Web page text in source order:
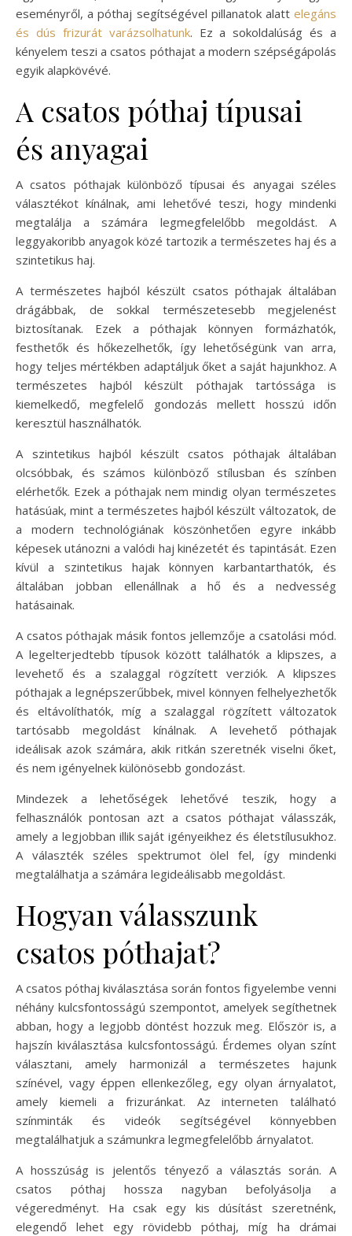
eseményről, a póthaj segítségével pillanatok alatt elegáns
és dús frizurát varázsolhatunk. Ez a sokoldalúság és a
kényelem teszi a csatos póthajat a modern szépségápolás
egyik alapkövévé.
A csatos póthaj típusai
és anyagai
A csatos póthajak különböző típusai és anyagai széles
választékot kínálnak, ami lehetővé teszi, hogy mindenki
megtalálja a számára legmegfelelőbb megoldást. A
leggyakoribb anyagok közé tartozik a természetes haj és a
szintetikus haj.
A természetes hajból készült csatos póthajak általában
drágábbak, de sokkal természetesebb megjelenést
biztosítanak. Ezek a póthajak könnyen formázhatók,
festhetők és hőkezelhetők, így lehetőségünk van arra,
hogy teljes mértékben adaptáljuk őket a saját hajunkhoz. A
természetes hajból készült póthajak tartóssága is
kiemelkedő, megfelelő gondozás mellett hosszú időn
keresztül használhatók.
A szintetikus hajból készült csatos póthajak általában
olcsóbbak, és számos különböző stílusban és színben
elérhetők. Ezek a póthajak nem mindig olyan természetes
hatásúak, mint a természetes hajból készült változatok, de
a modern technológiának köszönhetően egyre inkább
képesek utánozni a valódi haj kinézetét és tapintását. Ezen
kívül a szintetikus hajak könnyen karbantarthatók, és
általában jobban ellenállnak a hő és a nedvesség
hatásainak.
A csatos póthajak másik fontos jellemzője a csatolási mód.
A legelterjedtebb típusok között találhatók a klipszes, a
levehető és a szalaggal rögzített verziók. A klipszes
póthajak a legnépszerűbbek, mivel könnyen felhelyezhetők
és eltávolíthatók, míg a szalaggal rögzített változatok
tartósabb megoldást kínálnak. A levehető póthajak
ideálisak azok számára, akik ritkán szeretnék viselni őket,
és nem igényelnek különösebb gondozást.
Mindezek a lehetőségek lehetővé teszik, hogy a
felhasználók pontosan azt a csatos póthajat válasszák,
amely a legjobban illik saját igényeikhez és életstílusukhoz.
A választék széles spektrumot ölel fel, így mindenki
megtalálhatja a számára legideálisabb megoldást.
Hogyan válasszunk
csatos póthajat?
A csatos póthaj kiválasztása során fontos figyelembe venni
néhány kulcsfontosságú szempontot, amelyek segíthetnek
abban, hogy a legjobb döntést hozzuk meg. Először is, a
hajszín kiválasztása kulcsfontosságú. Érdemes olyan színt
választani, amely harmonizál a természetes hajunk
színével, vagy éppen ellenkezőleg, egy olyan árnyalatot,
amely kiemeli a frizuránkat. Az interneten található
színminták és videók segítségével könnyebben
megtalálhatjuk a számunkra legmegfelelőbb árnyalatot.
A hosszúság is jelentős tényező a választás során. A
csatos póthaj hossza nagyban befolyásolja a
végeredményt. Ha csak egy kis dúsítást szeretnénk,
elegendő lehet egy rövidebb póthaj, míg ha drámai